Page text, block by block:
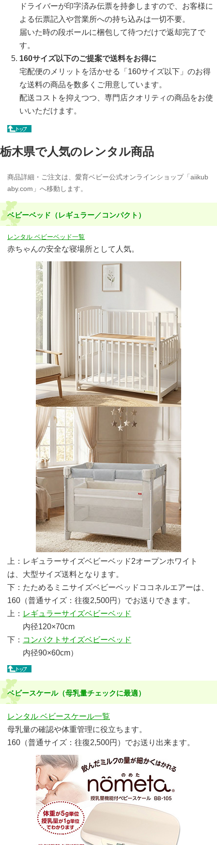
ドライバーが印字済み伝票を持参しますので、お客様に
よる伝票記入や営業所への持ち込みは一切不要。
届いた時の段ボールに梱包して待つだけで返却完了で
す。
160サイズ以下のご提案で送料をお得に
宅配便のメリットを活かせる「160サイズ以下」のお得
な送料の商品を数多くご用意しています。
配送コストを抑えつつ、専門店クオリティの商品をお使
いいただけます。
栃木県で人気のレンタル商品
商品詳細・ご注文は、愛育ベビー公式オンラインショップ「aiikub
aby.com」へ移動します。
ベビーベッド（レギュラー／コンパクト）
レンタル ベビーベッド一覧
赤ちゃんの安全な寝場所として人気。
上：レギュラーサイズベビーベッド2オープンホワイト
は、大型サイズ送料となります。
下：たためるミニサイズベビーベッドココネルエアーは、
160（普通サイズ：往復2,500円）でお送りできます。
上： レギュラーサイズベビーベッド
内径120×70cm
下： コンパクトサイズベビーベッド
内径90×60cm）
ベビースケール（母乳量チェックに最適）
レンタル ベビースケール一覧
母乳量の確認や体重管理に役立ちます。
160（普通サイズ：往復2,500円）でお送り出来ます。